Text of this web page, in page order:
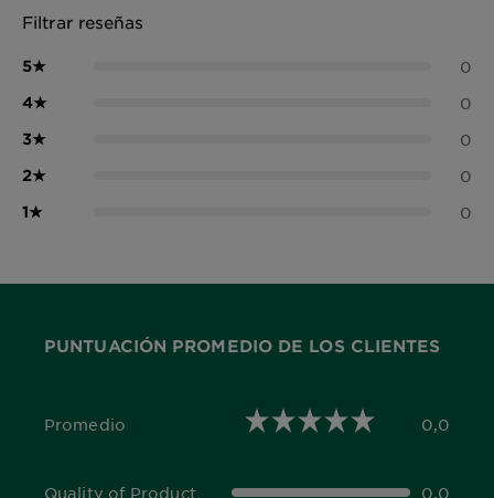
Filtrar reseñas
5★ 0
4★ 0
3★ 0
2★ 0
1★ 0
PUNTUACIÓN PROMEDIO DE LOS CLIENTES
Promedio
0,0 out of 5 stars 0,0
Quality of Product 0,0